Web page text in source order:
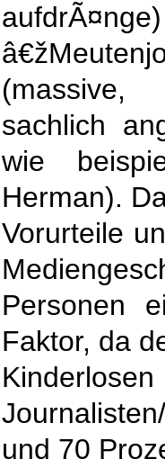
sachlich
wie
Herman).
Vorurteile
Personen
Faktor, da
und 70